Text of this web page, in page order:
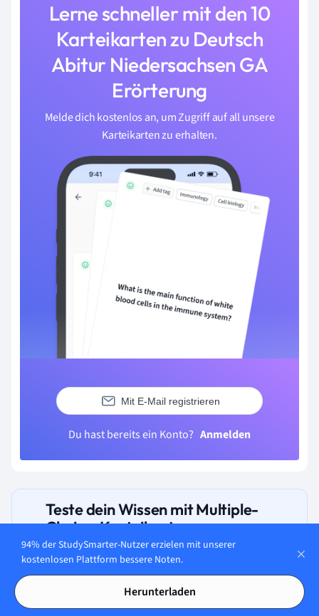
Lerne schneller mit den 10
Karteikarten zu Deutsch
Abitur Niedersachsen GA
Erörterung
Melde dich kostenlos an, um Zugriff auf all unsere
Karteikarten zu erhalten.
Mit E-Mail registrieren
Du hast bereits ein Konto? Anmelden
Teste dein Wissen mit Multiple-
Choice-Karteikarten
94% der StudySmarter-Nutzer erzielen mit unserer
kostenlosen Plattform bessere Noten.
Herunterladen